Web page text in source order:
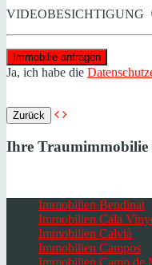
VIDEOBESICHTIGUNG
Ja, ich habe die
Zurück
Ihre Traumimmobilie
Immobilien Bendinat
Immobilien Cala
Immobilien Calvià
Immobilien Campos